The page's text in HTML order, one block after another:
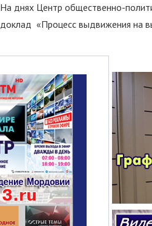
На днях Центр общественно-
доклад «Процесс выдвижения на